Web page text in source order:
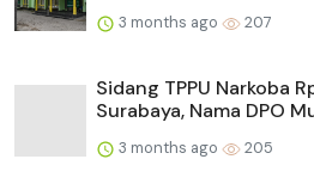
3 months ago 207
Sidang TPPU Narkoba
Surabaya, Nama DPO
3 months ago 205